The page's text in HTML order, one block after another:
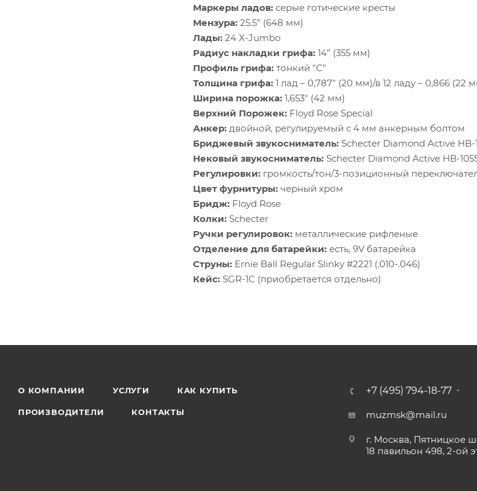
Маркеры ладов: серые готические кресты
Мензура: 25.5” (648 мм)
Лады: 24 X-Jumbo
Радиус накладки грифа: 14” (355 мм)
Профиль грифа: тонкий "С"
Толщина грифа: 1 лад – 0,787" (20 мм)/в 12 ладу – 0,866 (22
Ширина порожка: 1,653" (42 мм)
Верхний Порожек: Floyd Rose Special
Анкер: двойной, регулируемый с 4 мм анкерным болтом
Бриджевый звукосниматель: Schecter Diamond Active HB-
Нековый звукосниматель: Schecter Diamond Active HB-
Регулировки: громкость/тон/3-позиционный
Цвет фурнитуры: черный хром
Бридж: Floyd Rose
Колки: Schecter
Ручки регулировок: металлические рифленые
Отделение для батарейки: есть, 9V батарейка
Струны: Ernie Ball Regular Slinky #2221 (.010-.046)
Кейс: SGR-1C (приобретается отдельно)
О КОМПАНИИ УСЛУГИ КАК КУПИТЬ
ПРОИЗВОДИТЕЛИ КОНТАКТЫ
+7 (495) 794-18-77
muzmsk@mail.ru
г. Москва, Пятницкое
18 павильон 498, 2-ой